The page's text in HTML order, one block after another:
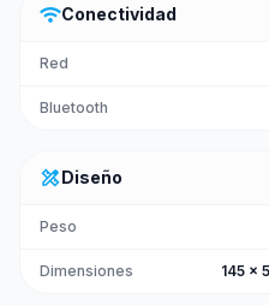
wifiConectividad
Red
Bluetooth
design_servicesDiseño
Peso
Dimensiones 145 x